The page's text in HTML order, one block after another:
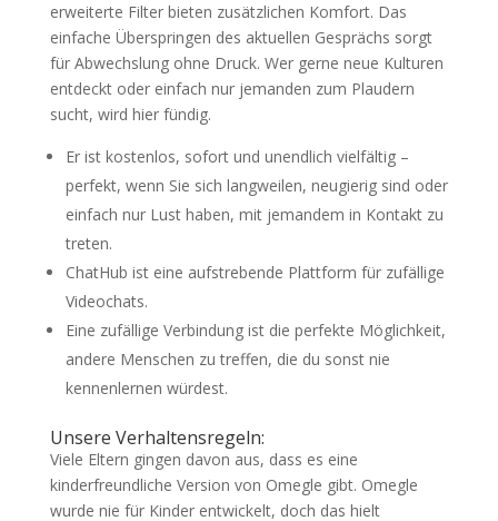
erweiterte Filter bieten zusätzlichen Komfort. Das
einfache Überspringen des aktuellen Gesprächs sorgt
für Abwechslung ohne Druck. Wer gerne neue Kulturen
entdeckt oder einfach nur jemanden zum Plaudern
sucht, wird hier fündig.
Er ist kostenlos, sofort und unendlich vielfältig –
perfekt, wenn Sie sich langweilen, neugierig sind oder
einfach nur Lust haben, mit jemandem in Kontakt zu
treten.
ChatHub ist eine aufstrebende Plattform für zufällige
Videochats.
Eine zufällige Verbindung ist die perfekte Möglichkeit,
andere Menschen zu treffen, die du sonst nie
kennenlernen würdest.
Unsere Verhaltensregeln:
Viele Eltern gingen davon aus, dass es eine
kinderfreundliche Version von Omegle gibt. Omegle
wurde nie für Kinder entwickelt, doch das hielt